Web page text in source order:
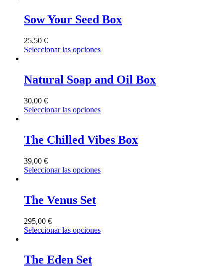
Sow Your Seed Box
25,50 €
Seleccionar las opciones
Natural Soap and Oil Box
30,00 €
Seleccionar las opciones
The Chilled Vibes Box
39,00 €
Seleccionar las opciones
The Venus Set
295,00 €
Seleccionar las opciones
The Eden Set